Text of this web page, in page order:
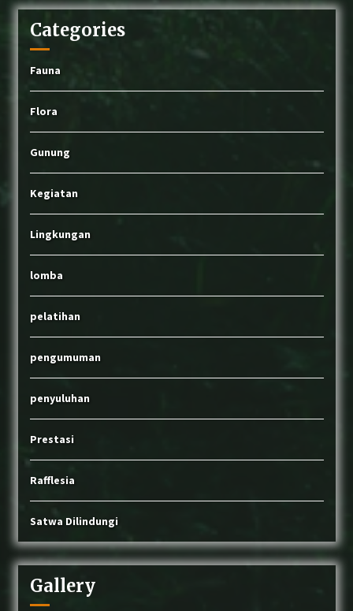
Categories
Fauna
Flora
Gunung
Kegiatan
Lingkungan
lomba
pelatihan
pengumuman
penyuluhan
Prestasi
Rafflesia
Satwa Dilindungi
Gallery